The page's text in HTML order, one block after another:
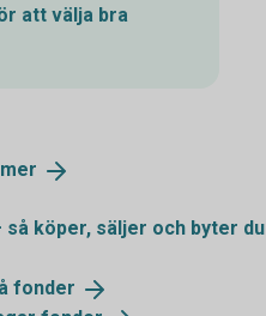
att välja bra
mer
så köper, säljer och byter du
fonder